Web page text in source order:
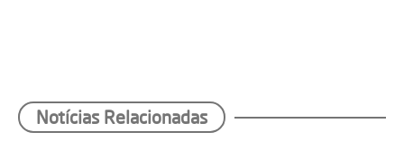
Notícias Relacionadas